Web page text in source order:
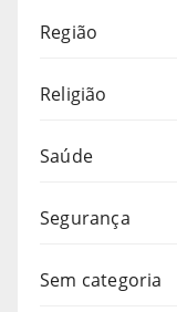
Região
Religião
Saúde
Segurança
Sem categoria